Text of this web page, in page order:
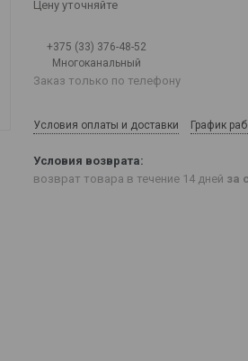
Цену уточняйте
+375 (33) 376-48-52
Многоканальный
Заказ только по телефону
Условия оплаты и доставки График
возврат товара в течение 14 дней за